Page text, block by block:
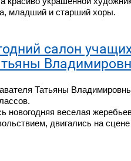
младший и старший хоры.
салон
Татьяны
новогодняя веселая
двигались на